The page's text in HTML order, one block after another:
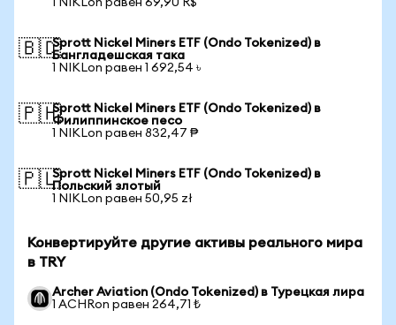
1 NIKLon равен 69,90 R$
🇧🇩Sprott Nickel Miners ETF (Ondo Tokenized) в
Бангладешская така
1 NIKLon равен 1 692,54 ৳
🇵🇭Sprott Nickel Miners ETF (Ondo Tokenized) в
Филиппинское песо
1 NIKLon равен 832,47 ₱
🇵🇱Sprott Nickel Miners ETF (Ondo Tokenized) в
Польский злотый
1 NIKLon равен 50,95 zł
Конвертируйте другие активы реального мира
в TRY
Archer Aviation (Ondo Tokenized) в Турецкая лира
1 ACHRon равен 264,71 ₺